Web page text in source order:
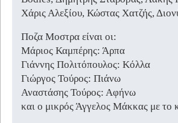
Χάρις Αλεξίου, Κώστας Χατζής,
Ποζα Μοστρα είναι οι:
Μάριος Καμπέρης: Άρπα
Γιάννης Πολιτόπουλος: Κόλλα
Γιώργος Τούρος: Πιάνω
Αναστάσης Τούρος: Αφήνω
και ο μικρός Άγγελος Μάκκας με το